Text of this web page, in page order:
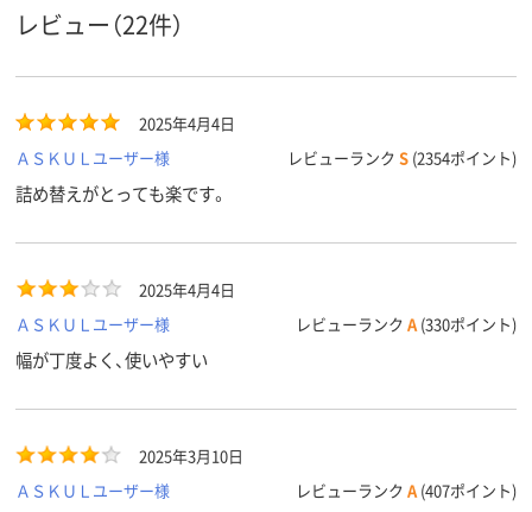
スコア
65 70
レビュー（22件）
2025年4月4日
ＡＳＫＵＬユーザー様
レビューランク S (2354ポイント)
詰め替えがとっても楽です。
2025年4月4日
ＡＳＫＵＬユーザー様
レビューランク A (330ポイント)
幅が丁度よく、使いやすい
2025年3月10日
ＡＳＫＵＬユーザー様
レビューランク A (407ポイント)